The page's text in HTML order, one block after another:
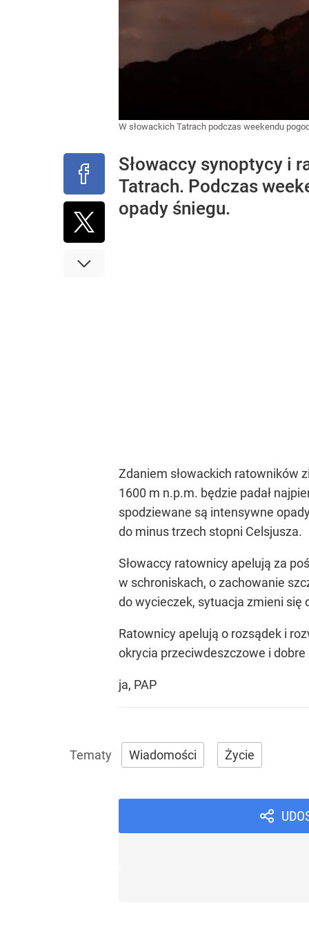
W słowackich Tatrach podczas weekendu
Słowaccy synoptycy i
Tatrach. Podczas
opady śniegu.
Zdaniem słowackich ratowników
1600 m n.p.m. będzie padał
spodziewane są intensywne
do minus trzech stopni Celsjusza.
Słowaccy ratownicy apelują za
w schroniskach, o zachowanie
do wycieczek, sytuacja zmieni się
Ratownicy apelują o rozsądek i
okrycia przeciwdeszczowe i dobre
ja, PAP
Wiadomości Życie